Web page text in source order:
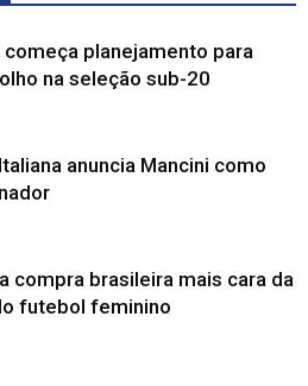
planejamento para
na seleção sub-20
anuncia Mancini como
compra brasileira mais cara da
futebol feminino